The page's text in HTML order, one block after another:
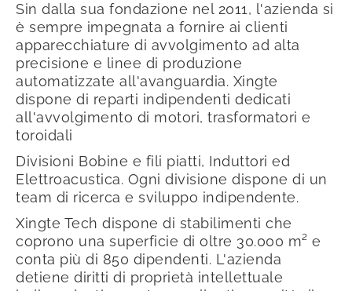
Sin dalla sua fondazione nel 2011, l'azienda si
è sempre impegnata a fornire ai clienti
apparecchiature di avvolgimento ad alta
precisione e linee di produzione
automatizzate all'avanguardia. Xingte
dispone di reparti indipendenti dedicati
all'avvolgimento di motori, trasformatori e
toroidali
Divisioni Bobine e fili piatti, Induttori ed
Elettroacustica. Ogni divisione dispone di un
team di ricerca e sviluppo indipendente.
Xingte Tech dispone di stabilimenti che
coprono una superficie di oltre 30.000 m² e
conta più di 850 dipendenti. L'azienda
detiene diritti di proprietà intellettuale